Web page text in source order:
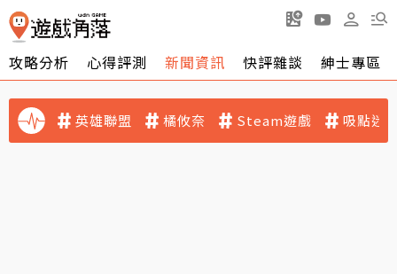
攻略分析 心得評測 新聞資訊 快評雜談 紳士專區
英雄聯盟 橘攸奈 Steam遊戲 吸點迷